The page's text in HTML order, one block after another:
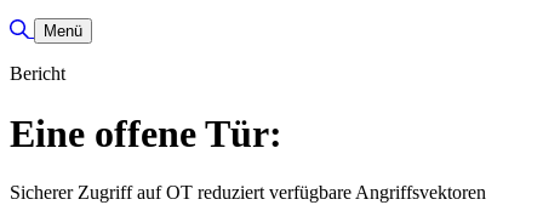
Suche umschalten
Menü
Bericht
Eine offene Tür:
Sicherer Zugriff auf OT reduziert verfügbare Angriffsvektoren